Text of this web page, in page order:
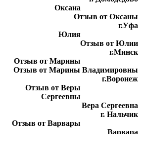
Отзыв от Оксаны
г.Уфа
Отзыв от Юлии
г.Минск
Отзыв от Марины Владимировны
г.Воронеж
Вера Сергеевна
г. Нальчик
Варвара